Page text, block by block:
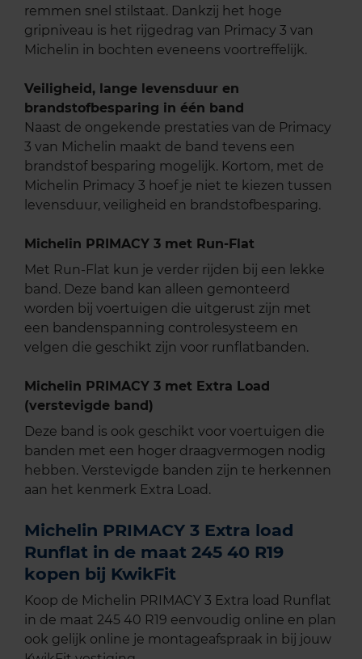
remmen snel stilstaat. Dankzij het hoge
gripniveau is het rijgedrag van Primacy 3 van
Michelin in bochten eveneens voortreffelijk.
Veiligheid, lange levensduur en
brandstofbesparing in één band
Naast de ongekende prestaties van de Primacy
3 van Michelin maakt de band tevens een
brandstof besparing mogelijk. Kortom, met de
Michelin Primacy 3 hoef je niet te kiezen tussen
levensduur, veiligheid en brandstofbesparing.
Michelin PRIMACY 3 met Run-Flat
Met Run-Flat kun je verder rijden bij een lekke
band. Deze band kan alleen gemonteerd
worden bij voertuigen die uitgerust zijn met
een bandenspanning controlesysteem en
velgen die geschikt zijn voor runflatbanden.
Michelin PRIMACY 3 met Extra Load
(verstevigde band)
Deze band is ook geschikt voor voertuigen die
banden met een hoger draagvermogen nodig
hebben. Verstevigde banden zijn te herkennen
aan het kenmerk Extra Load.
Michelin PRIMACY 3 Extra load
Runflat in de maat 245 40 R19
kopen bij KwikFit
Koop de Michelin PRIMACY 3 Extra load Runflat
in de maat 245 40 R19 eenvoudig online en plan
ook gelijk online je montageafspraak in bij jouw